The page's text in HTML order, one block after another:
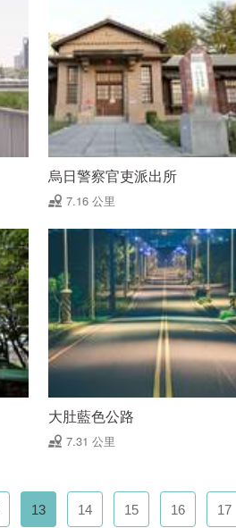
烏日警察官吏派出所
7.16 公里
大肚藍色公路
7.31 公里
13 14 15 16 17